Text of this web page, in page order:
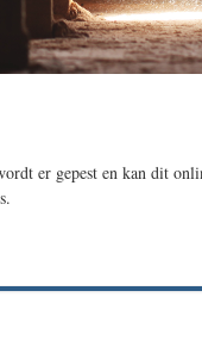
er gepest en kan dit